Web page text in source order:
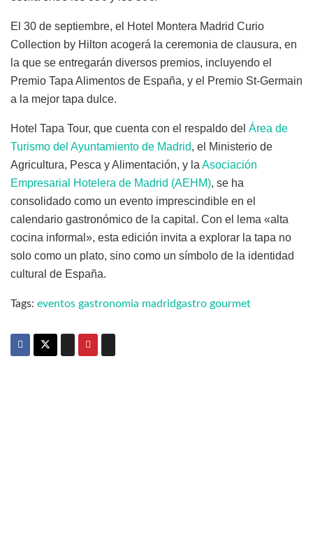
El 30 de septiembre, el Hotel Montera Madrid Curio
Collection by Hilton acogerá la ceremonia de clausura, en
la que se entregarán diversos premios, incluyendo el
Premio Tapa Alimentos de España, y el Premio St-Germain
a la mejor tapa dulce.
Hotel Tapa Tour, que cuenta con el respaldo del Área de
Turismo del Ayuntamiento de Madrid, el Ministerio de
Agricultura, Pesca y Alimentación, y la Asociación
Empresarial Hotelera de Madrid (AEHM), se ha
consolidado como un evento imprescindible en el
calendario gastronómico de la capital. Con el lema «alta
cocina informal», esta edición invita a explorar la tapa no
solo como un plato, sino como un símbolo de la identidad
cultural de España.
Tags: eventos gastronomia madridgastro gourmet